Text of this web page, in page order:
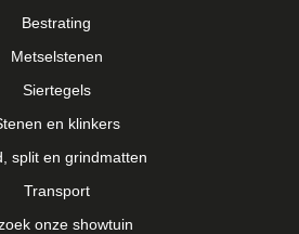
Bestrating
Metselstenen
Siertegels
en klinkers
split en grindmatten
Transport
onze showtuin